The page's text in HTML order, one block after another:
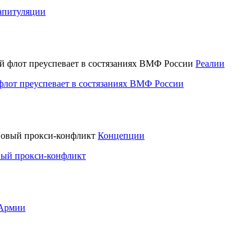
Реалии
преуспевает в состязаниях ВМФ России
Концепции
прокси-конфликт